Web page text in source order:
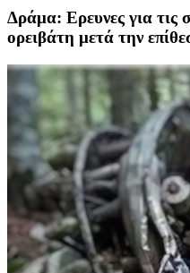
Δράμα: Ερευνες για τις
ορειβάτη μετά την